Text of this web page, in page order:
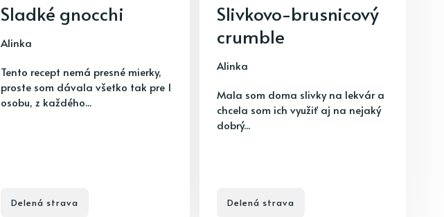
Sladké gnocchi
Alinka
Tento recept nemá presné mierky,
proste som dávala všetko tak pre 1
osobu, z každého...
Delená strava
Slivkovo-brusnicový
crumble
Alinka
Mala som doma slivky na lekvár a
chcela som ich využiť aj na nejaký
dobrý...
Delená strava